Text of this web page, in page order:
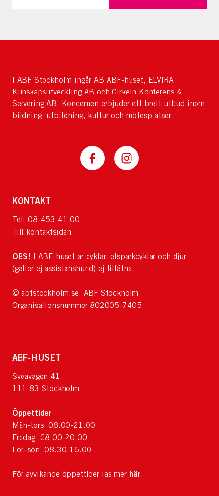
I ABF Stockholm ingår AB ABF-huset, ELVIRA
Kunskapsutveckling AB och Cirkeln Konferens &
Servering AB. Koncernen erbjuder ett brett utbud inom
bildning, utbildning, kultur och mötesplatser.
KONTAKT
Tel: 08-453 41 00
Till kontaktsidan
OBS! I ABF-huset är cyklar, elsparkcyklar och djur
(gäller ej assistanshund) ej tillåtna.
© abfstockholm.se, ABF Stockholm
Organisationsnummer 802005-7405
ABF-HUSET
Sveavägen 41
111 83 Stockholm
Öppettider
Mån-tors 08.00-21.00
Fredag 08.00-20.00
Lör–sön 08.30-16.00
För avvikande öppettider läs mer här.